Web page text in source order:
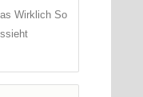
Wirklich So